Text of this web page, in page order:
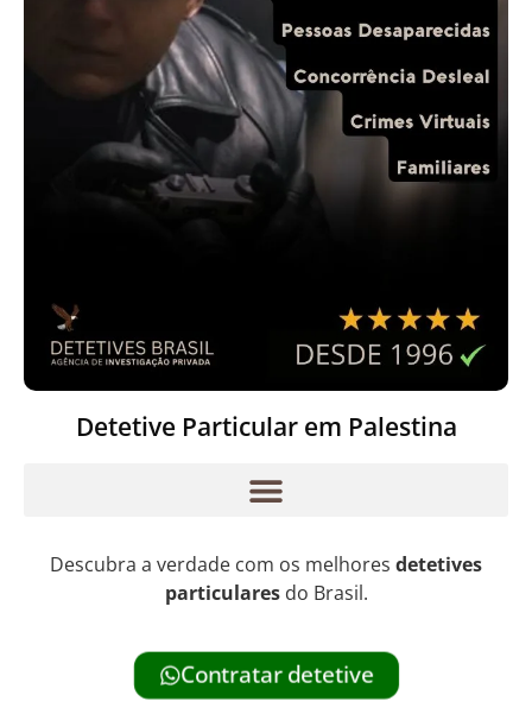
Detetive Particular em Palestina
Descubra a verdade com os melhores detetives
particularesdo Brasil.
Contratar detetive